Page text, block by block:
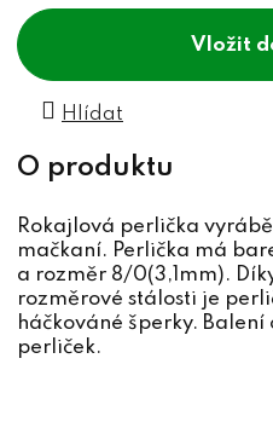
Hlídat
Rokajlová perlička
mačkaní. Perlička má
a rozměr 8/0(3,1mm).
rozměrové stálosti je
háčkováné šperky. Balení
perliček.